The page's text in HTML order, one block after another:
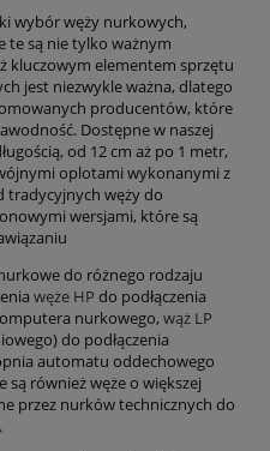
wybór węży nurkowych,
te są nie tylko ważnym
kluczowym elementem sprzętu
jest niezwykle ważna, dlatego
producentów, które
Dostępne w naszej
od 12 cm aż po 1 metr,
oplotami wykonanymi z
tradycyjnych węży do
wersjami, które są
do różnego rodzaju
węże HP do podłączenia
nurkowego, wąż LP
do podłączenia
automatu oddechowego
również węże o większej
przez nurków technicznych do